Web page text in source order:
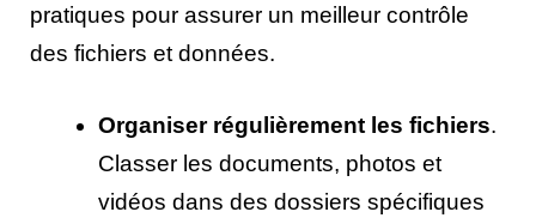
pratiques pour assurer un meilleur contrôle
des fichiers et données.
Organiser régulièrement les fichiers.
Classer les documents, photos et
vidéos dans des dossiers spécifiques